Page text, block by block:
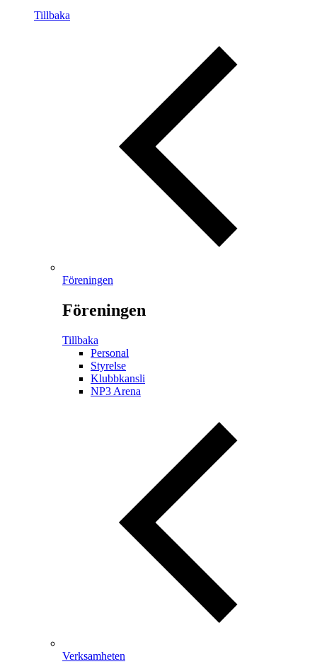
Tillbaka
Föreningen
Föreningen
Tillbaka
Personal
Styrelse
Klubbkansli
NP3 Arena
Verksamheten